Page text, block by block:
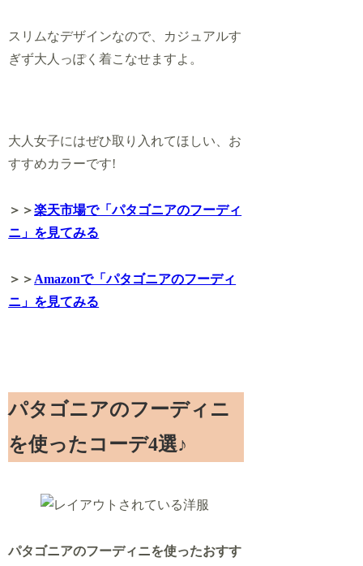
スリムなデザインなので、カジュアルす
ぎず大人っぽく着こなせますよ。
大人女子にはぜひ取り入れてほしい、お
すすめカラーです!
＞＞楽天市場で「パタゴニアのフーディ
ニ」を見てみる
＞＞ Amazonで「パタゴニアのフーディ
ニ」を見てみる
パタゴニアのフーディニ
を使ったコーデ4選♪
パタゴニアのフーディニを使ったおすす